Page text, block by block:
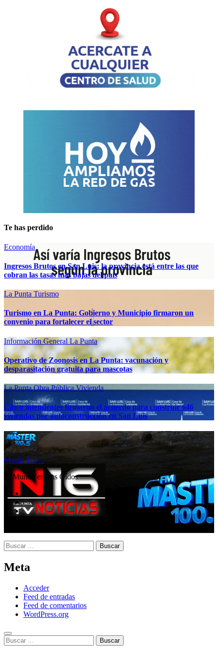
Te has perdido
Economía
Ingresos Brutos en San Luis: la provincia está entre las que
cobran las tasas más bajas del país
La Punta Turismo
Turismo en La Punta: Gobierno y Municipio firmaron un
convenio para fortalecer el sector
Información GeneralLa Punta
Operativo de Zoonosis en La Punta: vacunación y
desparasitación gratuita para mascotas
La PuntaObra PúblicaVivienda
Cinco intendentes firmaron el acuerdo para construir 646
viviendas por autoconstrucción en San Luis
Master 100.5
El Mundo en Tus Oídos
Buscar:
Meta
Acceder
Feed de entradas
Feed de comentarios
WordPress.org
Buscar: